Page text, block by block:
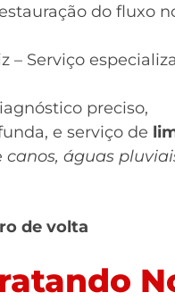
do fluxo
– Serviço
preciso,
e serviço de
canos, águas
de volta